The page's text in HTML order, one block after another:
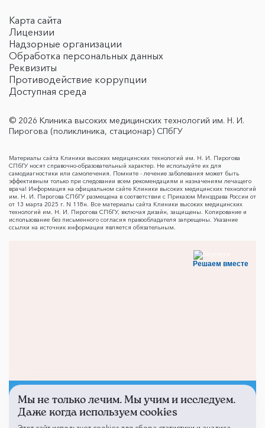
Карта сайта
Лицензии
Надзорные организации
Обработка персональных данных
Реквизиты
Противодействие коррупции
Доступная среда
© 2026 Клиника высоких медицинских технологий им. Н. И.
Пирогова (поликлиника, стационар) СПбГУ
Материалы сайта Клиники высоких медицинских технологий им. Н. И. Пирогова
СПбГУ носят справочно-образовательный характер. Не используйте их для
самодиагностики или самолечения. Помните - лечение заболевания может быть
эффективным только при следовании всем рекомендациям и назначениям лечащего
врача! Информация на официальном сайте Клиники высоких медицинских технологий
им. Н. И. Пирогова СПбГУ размещена в соответствии с Приказом Минздрава России от
от 13 марта 2025 г. N 118н. Все материалы сайта Клиники высоких медицинских
технологий им. Н. И. Пирогова СПбГУ, включая дизайн, защищены. Копирование и
использование без письменного согласия правообладателя запрещены. Указание
ссылки на источник информации является обязательным.
Решаем вместе
Не смогли записаться к
врачу?
Мы не только лечим. Мы учим и исследуем.
Даже когда используем cookies